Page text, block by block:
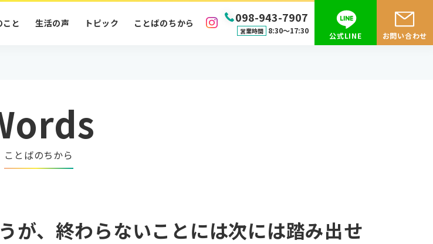
098-943-7907
営業時間 8:30〜17:30
と 生活の声 トピック ことばのちから
公式LINE お問い合わせ
ことばのちから
が、終わらないことには次には踏み出せ